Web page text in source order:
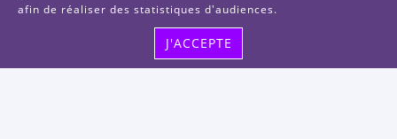
afin de réaliser des statistiques d'audiences.
J'ACCEPTE